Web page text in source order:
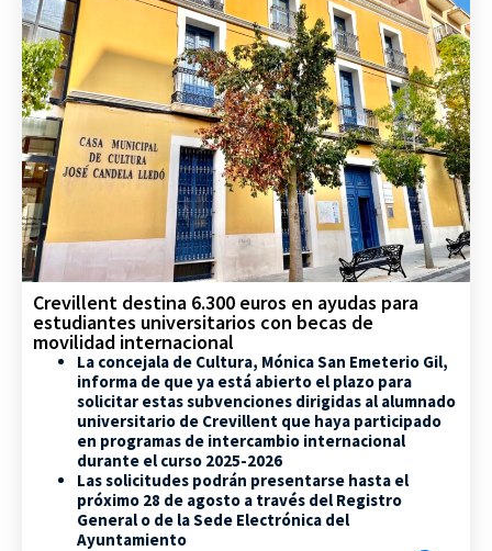
Crevillent destina 6.300 euros en ayudas para
estudiantes universitarios con becas de
movilidad internacional
La concejala de Cultura, Mónica San Emeterio Gil,
informa de que ya está abierto el plazo para
solicitar estas subvenciones dirigidas al alumnado
universitario de Crevillent que haya participado
en programas de intercambio internacional
durante el curso 2025-2026
Las solicitudes podrán presentarse hasta el
próximo 28 de agosto a través del Registro
General o de la Sede Electrónica del
Ayuntamiento